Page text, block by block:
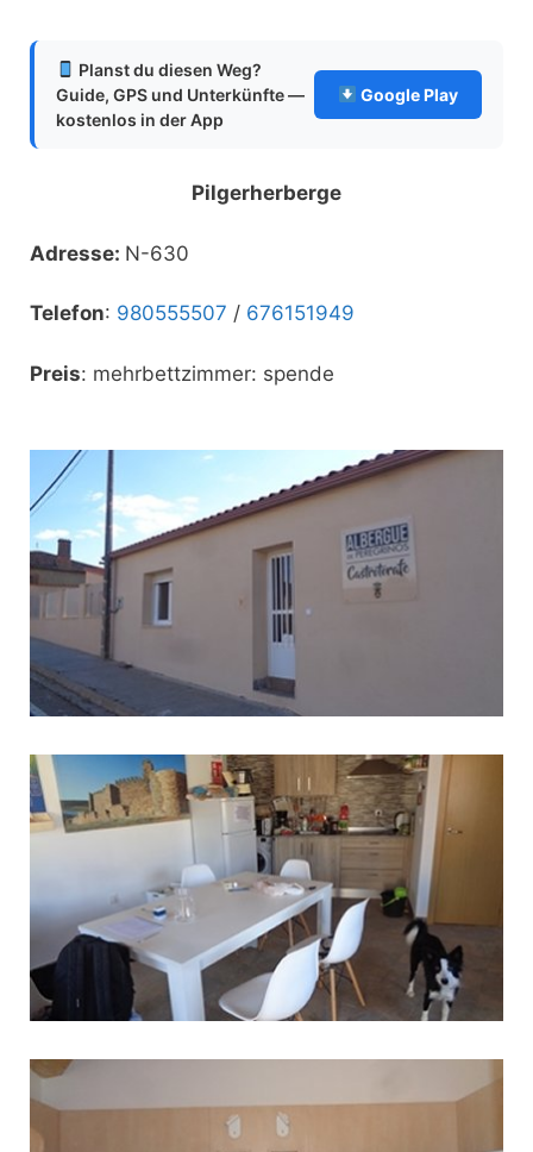
Planst du diesen Weg?
Guide, GPS und Unterkünfte —
kostenlos in der App
Google Play
Pilgerherberge
Adresse: N-630
Telefon: 980555507 / 676151949
Preis: mehrbettzimmer: spende